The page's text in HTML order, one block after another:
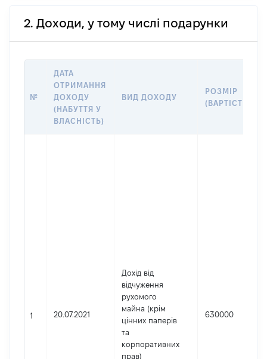
2. Доходи, у тому числі подарунки
№
ДАТА
ОТРИМАННЯ
ДОХОДУ
(НАБУТТЯ У
ВЛАСНІСТЬ)
ВИД ДОХОДУ
РОЗМІР
(ВАРТІСТЬ)
1 20.07.2021
Дохід від
відчуження
рухомого
майна (крім
цінних паперів
та
корпоративних
прав)
630000